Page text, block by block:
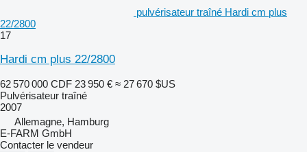
pulvérisateur traîné Hardi cm plus
22/2800
17
Hardi cm plus 22/2800
62 570 000 CDF 23 950 € ≈ 27 670 $US
Pulvérisateur traîné
2007
Allemagne, Hamburg
E-FARM GmbH
Contacter le vendeur